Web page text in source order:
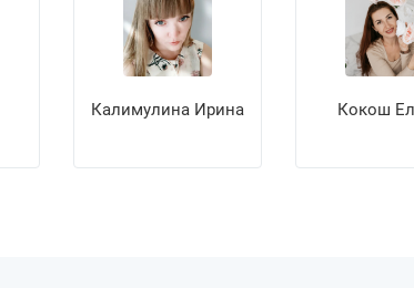
Калимулина Ирина Кокош